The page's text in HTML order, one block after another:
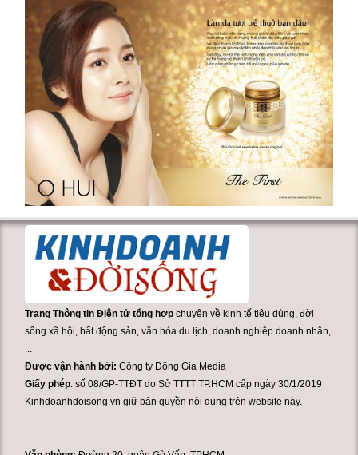
Trang Thông tin Điện tử tổng hợp chuyên về kinh tế tiêu dùng, đời
sống xã hội, bất động sản, văn hóa du lịch, doanh nghiệp doanh nhân,
Được vận hành bởi:Công ty Đông Gia Media
Giấy phép: số 08/GP-TTĐT do Sở TTTT TP.HCM cấp ngày 30/1/2019
Kinhdoanhdoisong.vn giữ bản quyền nội dung trên website này.